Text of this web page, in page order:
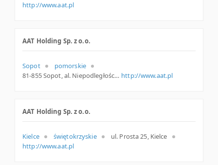
http://www.aat.pl
AAT Holding Sp. z o.o.
Sopot
pomorskie
81-855 Sopot, al. Niepodległości 659, woj. Pomorskie, pow. Sopot, gm. Sopot http://www.aat.pl
AAT Holding Sp. z o.o.
Kielce świętokrzyskie
ul. Prosta 25, Kielce
http://www.aat.pl